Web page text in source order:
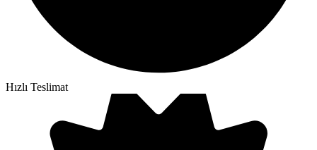
Hızlı Teslimat